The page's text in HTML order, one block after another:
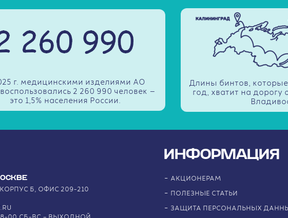
г. медицинскими изделиями АО
2 260 990 человек —
это 1,5% населения России.
Длины бинтов,
год, хватит на дорогу
Б, ОФИС 209-210
ИНФОРМАЦИЯ
АКЦИОНЕРАМ
ПОЛЕЗНЫЕ СТАТЬИ
ЗАЩИТА ПЕРСОНАЛЬНЫХ